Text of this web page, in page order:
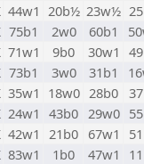
44w1 20b½ 23w½
75b1 2w0 60b1
71w1 9b0 30w1
73b1 3w0 31b1
35w1 18w0 28b0
24w1 43b0 29w0
42w1 21b0 67w1
83w1 1b0 47w1